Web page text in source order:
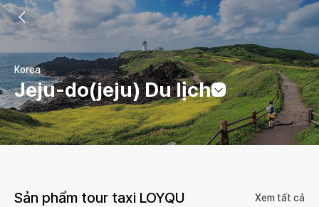
Korea
Jeju-do(jeju) Du lịch
Sản phẩm tour taxi LOYQU Xem tất cả